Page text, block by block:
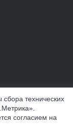
технических
согласием на